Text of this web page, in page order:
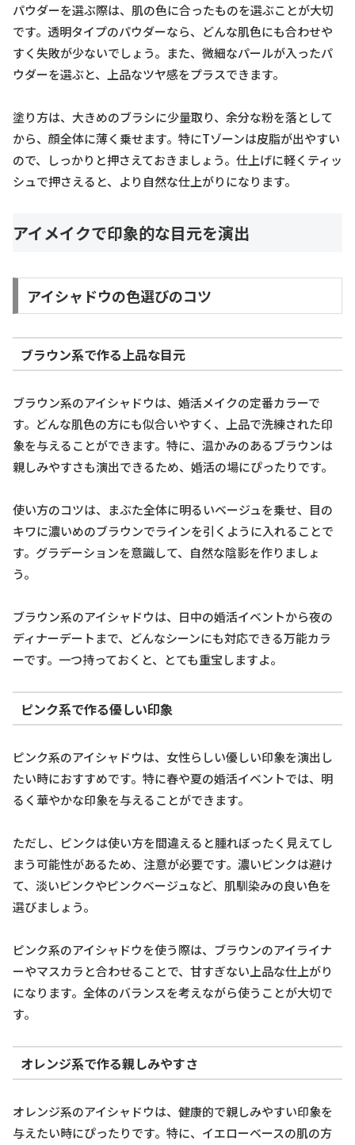
パウダーを選ぶ際は、肌の色に合ったものを選ぶことが大切
です。透明タイプのパウダーなら、どんな肌色にも合わせや
すく失敗が少ないでしょう。また、微細なパールが入ったパ
ウダーを選ぶと、上品なツヤ感をプラスできます。
塗り方は、大きめのブラシに少量取り、余分な粉を落として
から、顔全体に薄く乗せます。特にTゾーンは皮脂が出やすい
ので、しっかりと押さえておきましょう。仕上げに軽くティッ
シュで押さえると、より自然な仕上がりになります。
アイメイクで印象的な目元を演出
アイシャドウの色選びのコツ
ブラウン系で作る上品な目元
ブラウン系のアイシャドウは、婚活メイクの定番カラーで
す。どんな肌色の方にも似合いやすく、上品で洗練された印
象を与えることができます。特に、温かみのあるブラウンは
親しみやすさも演出できるため、婚活の場にぴったりです。
使い方のコツは、まぶた全体に明るいベージュを乗せ、目の
キワに濃いめのブラウンでラインを引くように入れることで
す。グラデーションを意識して、自然な陰影を作りましょ
う。
ブラウン系のアイシャドウは、日中の婚活イベントから夜の
ディナーデートまで、どんなシーンにも対応できる万能カラ
ーです。一つ持っておくと、とても重宝しますよ。
ピンク系で作る優しい印象
ピンク系のアイシャドウは、女性らしい優しい印象を演出し
たい時におすすめです。特に春や夏の婚活イベントでは、明
るく華やかな印象を与えることができます。
ただし、ピンクは使い方を間違えると腫れぼったく見えてし
まう可能性があるため、注意が必要です。濃いピンクは避け
て、淡いピンクやピンクベージュなど、肌馴染みの良い色を
選びましょう。
ピンク系のアイシャドウを使う際は、ブラウンのアイライナ
ーやマスカラと合わせることで、甘すぎない上品な仕上がり
になります。全体のバランスを考えながら使うことが大切で
す。
オレンジ系で作る親しみやすさ
オレンジ系のアイシャドウは、健康的で親しみやすい印象を
与えたい時にぴったりです。特に、イエローベースの肌の方